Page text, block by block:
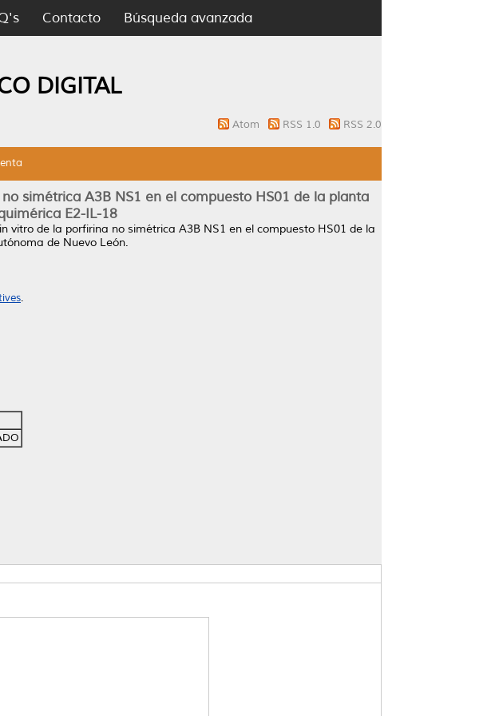
Contacto Búsqueda avanzada
DIGITAL
Atom RSS 1.0 RSS 2.0
simétrica A3B NS1 en el compuesto HS01 de la planta
E2-IL-18
vitro de la porfirina no simétrica A3B NS1 en el compuesto HS01 de la
de Nuevo León.
.